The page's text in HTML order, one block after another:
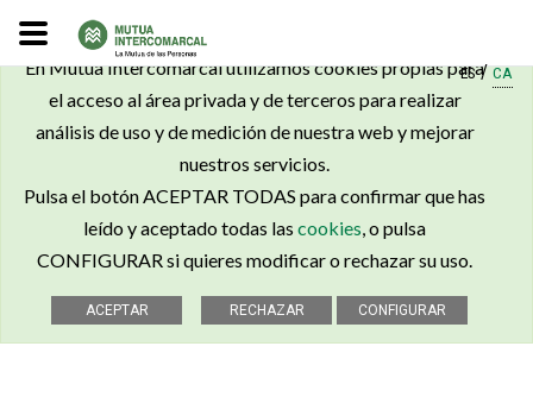
En Mutua Intercomarcal utilizamos cookies propias para
el acceso al área privada y de terceros para realizar
análisis de uso y de medición de nuestra web y mejorar
nuestros servicios.
Pulsa el botón ACEPTAR TODAS para confirmar que has
leído y aceptado todas las cookies, o pulsa
CONFIGURAR si quieres modificar o rechazar su uso.
ES/CA